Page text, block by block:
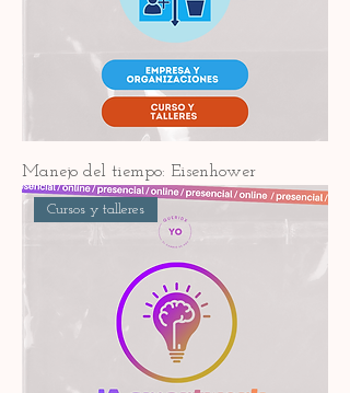
Manejo del tiempo: Eisenhower
Cursos y talleres